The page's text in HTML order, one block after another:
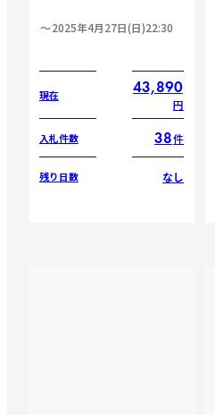
2025年4月27日(日)22:30
現在 43,890
円
入札件数 38件
残り日数 なし